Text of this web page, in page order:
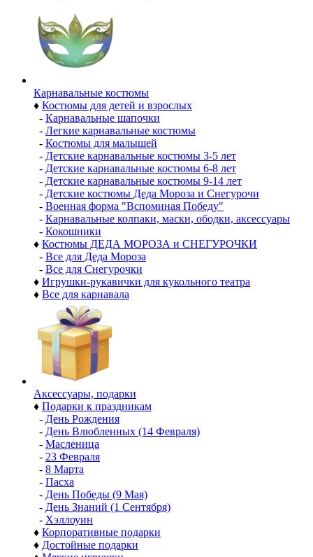
Карнавальные костюмы
♦ Костюмы для детей и взрослых
- Карнавальные шапочки
- Легкие карнавальные костюмы
- Костюмы для малышей
- Детские карнавальные костюмы 3-5 лет
- Детские карнавальные костюмы 6-8 лет
- Детские карнавальные костюмы 9-14 лет
- Детские костюмы Деда Мороза и Снегурочи
- Военная форма "Вспоминая Победу"
- Карнавальные колпаки, маски, ободки, аксессуары
- Кокошники
♦ Костюмы ДЕДА МОРОЗА и СНЕГУРОЧКИ
- Все для Деда Мороза
- Все для Снегурочки
♦ Игрушки-рукавички для кукольного театра
♦ Все для карнавала
Аксессуары, подарки
♦ Подарки к праздникам
- День Рождения
- День Влюбленных (14 Февраля)
- Масленица
- 23 Февраля
- 8 Марта
- Пасха
- День Победы (9 Мая)
- День Знаний (1 Сентября)
- Хэллоуин
♦ Корпоративные подарки
♦ Достойные подарки